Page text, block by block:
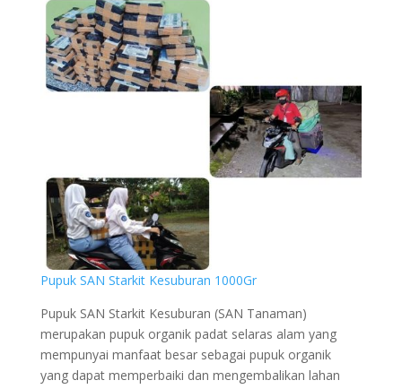
Pupuk SAN Starkit Kesuburan 1000Gr
Pupuk SAN Starkit Kesuburan (SAN Tanaman)
merupakan pupuk organik padat selaras alam yang
mempunyai manfaat besar sebagai pupuk organik
yang dapat memperbaiki dan mengembalikan lahan